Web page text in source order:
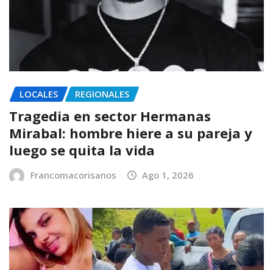
LOCALES REGIONALES
Tragedia en sector Hermanas
Mirabal: hombre hiere a su pareja y
luego se quita la vida
Francomacorisanos Ago 1, 2026